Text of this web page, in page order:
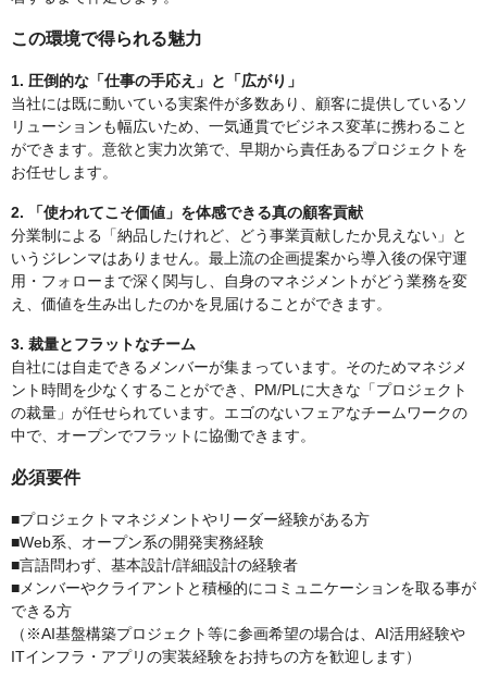
この環境で得られる魅力
1. 圧倒的な「仕事の手応え」と「広がり」
当社には既に動いている実案件が多数あり、顧客に提供しているソ
リューションも幅広いため、一気通貫でビジネス変革に携わること
ができます。意欲と実力次第で、早期から責任あるプロジェクトを
お任せします。
2. 「使われてこそ価値」を体感できる真の顧客貢献
分業制による「納品したけれど、どう事業貢献したか見えない」と
いうジレンマはありません。最上流の企画提案から導入後の保守運
用・フォローまで深く関与し、自身のマネジメントがどう業務を変
え、価値を生み出したのかを見届けることができます。
3. 裁量とフラットなチーム
自社には自走できるメンバーが集まっています。そのためマネジメ
ント時間を少なくすることができ、PM/PLに大きな「プロジェクト
の裁量」が任せられています。エゴのないフェアなチームワークの
中で、オープンでフラットに協働できます。
必須要件
■プロジェクトマネジメントやリーダー経験がある方
■Web系、オープン系の開発実務経験
■言語問わず、基本設計/詳細設計の経験者
■メンバーやクライアントと積極的にコミュニケーションを取る事が
できる方
（※AI基盤構築プロジェクト等に参画希望の場合は、AI活用経験や
ITインフラ・アプリの実装経験をお持ちの方を歓迎します）